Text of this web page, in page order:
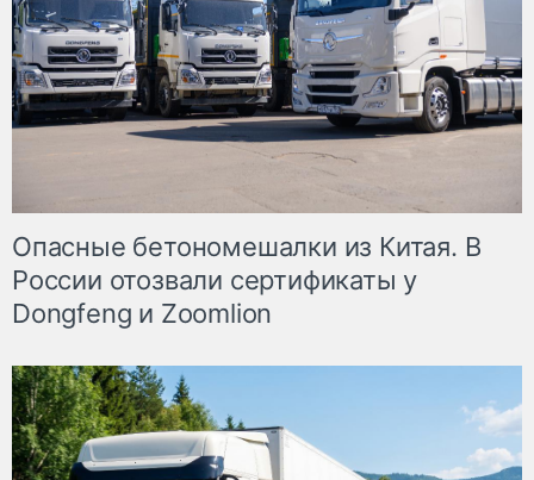
Опасные бетономешалки из Китая. В
России отозвали сертификаты у
Dongfeng и Zoomlion